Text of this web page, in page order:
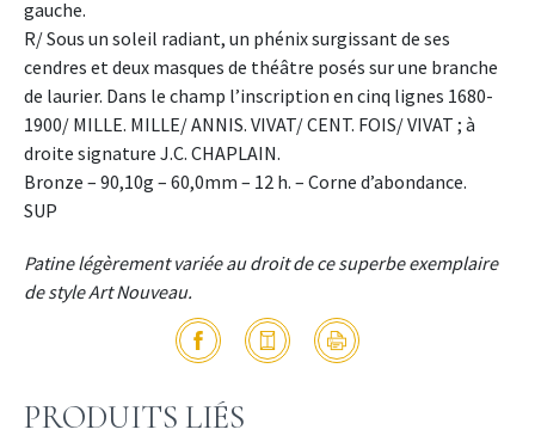
gauche.
R/ Sous un soleil radiant, un phénix surgissant de ses
cendres et deux masques de théâtre posés sur une branche
de laurier. Dans le champ l’inscription en cinq lignes 1680-
1900/ MILLE. MILLE/ ANNIS. VIVAT/ CENT. FOIS/ VIVAT ; à
droite signature J.C. CHAPLAIN.
Bronze – 90,10g – 60,0mm – 12 h. – Corne d’abondance.
SUP
Patine légèrement variée au droit de ce superbe exemplaire
de style Art Nouveau.
PRODUITS LIÉS